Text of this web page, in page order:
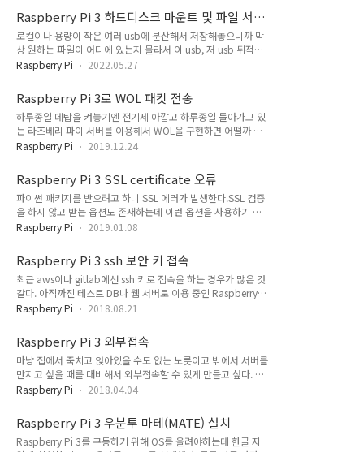
행한다.cd /etc/mail/tlssudo openssl dsaparam -out
sendmail-common.prm 2048sudo chown root:smmsp
sendmail-common.prmsudo chmod 0640 sendmail-
common.prmsudo dpkg --configure -
ahttps://askubuntu.com/questions/937666/ubuntu-16..
Raspberry Pi 3 하드디스크 마운트 및 파일 서
버 구축
로컬이나 용량이 작은 여러 usb에 분산해서 저장해놓으니까 막
상 원하는 파일이 어디에 있는지 몰라서 이 usb, 저 usb 뒤적거
리다 결국은 못찾는 경우가 여럿있었다. 그래서 어차피 라즈베리
축하면 접근성도 쉽고 어떤 파일을 찾고 있는지도 용이할 것 같
다. 라즈베리파이 3 에서 부팅을 위한 sd card는 아무래도 용량
이 기대한 만큼 크지가 않기에 하드디스크를 하나 구매한 뒤 마
운트 해서 사용해보자. 라즈베리파이 3는 이동을 자주하는게 아
니므로 외장용 하드디스크 말고 그냥 일반 하드디스크를 구매했
공급 및 라즈베리 파이에 연결 시켜줬다. $ sudo lsblk lsblk를
이..
Raspberry Pi 2022.05.27
Raspberry Pi 3로 WOL 패킷 전송
하루종일 데탑을 켜놓기엔 전기세 아깝고 하루종일 돌아가고 있
는 라즈베리 파이 서버를 이용해서 WOL을 구현하면 어떨까 싶
어 환경을 만들었다. 참고로 라즈베리파이에 외부접근이 이미 설
리파이를 사서 OS도 올리고 포트포워딩도해주고 원격접속 설정
도 해줄 거라면 iptime 공유기나 팀뷰어 등 유명한 기업들에서
이런 기능을 이미 지원하고 있기 때문에 그 쪽을 이용하는 것이
용이하다. WOL은 Wake On Lan으로 특수한 매직 패킷으로 원
격에서 부팅하는 기술이다. 워낙 유명한 기술이기 때문에 팀뷰어
원하는 WOL의 형태는 다음과 같다. 팀뷰어의 경우 외부의 어느
포트와 원격 부..
Raspberry Pi 2019.12.24
Raspberry Pi 3 SSL certificate 오류
파이썬 패키지를 받으려고 하니 SSL 에러가 발생한다.SSL 검증
을 하지 않고 받는 옵션도 존재하는데 이런 옵션을 사용하기 힘
든 때에 발생을 했다. purge, update, upgrade를 해보아라 인
가지 시도해보았지만 실패.여러 번의 삽질 끝에 내 문제의 경우
의외로 간단했었고 라즈베리 파이에 OS만 올리고 별 다른 서버
설정을 안했을 경우 비슷한 문제가 생길 가능성이 매우 높을 것
같아 기록 겸 포스팅 한다. 결과부터 말하자면 실제 시간과 라즈
베리 파이에서 가리키는 시간이 달랐다.RTC 모듈이 없는 라즈
다. date 명령어를 통해 OS에 설정 된 시간을 확인 할 수 있다.
내 경..
Raspberry Pi 2019.01.08
Raspberry Pi 3 ssh 보안 키 접속
최근 aws이나 gitlab에선 ssh 키로 접속을 하는 경우가 많은 것
같다. 아직까진 테스트 DB나 웹 서버로 이용 중인 Raspberry
Pi라 외부인의 접속도 불필요하고패스워드도 안 쳐도 되니 여러
키가 각각 있어야 한다. 전송하기 편한 곳에서 만들어서 분배하
면 편하다.개인적으로 사용하기 편한 라즈베리 서버에서 만든다.
1. 개인키, 공개키 생성 $ssh-keygen -t rsa명령어를 통해 key를
만든다 암호화 방식은 rsa 방식을 이용어디에 저장할건지, 어느
이름으로 저장할건지 물어보는데 아무것도 입력하지 않을 시 기
다음엔 password를 물어보는데 ..
Raspberry Pi 2018.08.21
Raspberry Pi 3 외부접속
마냥 집에서 죽치고 앉아있을 수도 없는 노릇이고 밖에서 서버를
만지고 싶을 때를 대비해서 외부접속할 수 있게 만들고 싶다. 라
즈베리파이에서 ssh를 연결할 수 있게 포트를 열어놓아야한다.
되어 있었지만 만약 ssh가 설치 안됬음을 대비해서 $ sudo
apt-get update $ sudo apt-get install ssh 데비안 패키지를
통해 ssh를 설치해주자 ssh가 이미 설치되어 있거나 설치했다
Raspberry Pi 2018.04.04
Raspberry Pi 3 우분투 마테(MATE) 설치
Raspberry Pi 3를 구동하기 위해 OS를 올려야하는데 한글 지